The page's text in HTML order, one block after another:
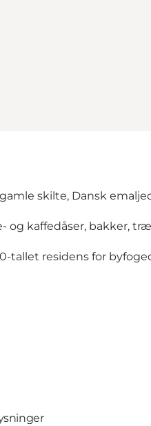
skilte, Dansk
og kaffedåser, bakker,
tallet residens for